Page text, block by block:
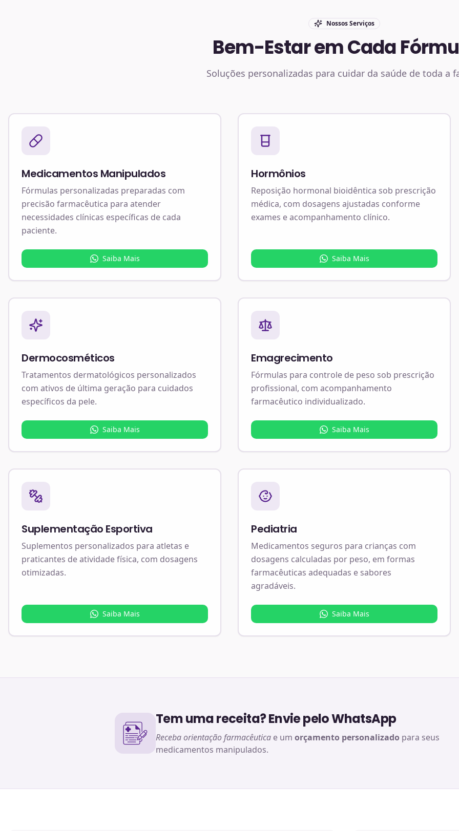
Nossos Serviços
Bem-Estar em Cada
Soluções personalizadas para cuidar da saúde de toda a
Medicamentos Manipulados
Fórmulas personalizadas preparadas com
precisão farmacêutica para atender
necessidades clínicas específicas de cada
paciente.
Saiba Mais
Hormônios
Reposição hormonal bioidêntica sob prescrição
médica, com dosagens ajustadas conforme
exames e acompanhamento clínico.
Saiba Mais
Dermocosméticos
Tratamentos dermatológicos personalizados
com ativos de última geração para cuidados
específicos da pele.
Saiba Mais
Emagrecimento
Fórmulas para controle de peso sob prescrição
profissional, com acompanhamento
farmacêutico individualizado.
Saiba Mais
Suplementação Esportiva
Suplementos personalizados para atletas e
praticantes de atividade física, com dosagens
otimizadas.
Saiba Mais
Pediatria
Medicamentos seguros para crianças com
dosagens calculadas por peso, em formas
farmacêuticas adequadas e sabores
agradáveis.
Saiba Mais
Tem uma receita? Envie pelo WhatsApp
Receba orientação farmacêutica e um orçamento personalizado para seus
medicamentos manipulados.